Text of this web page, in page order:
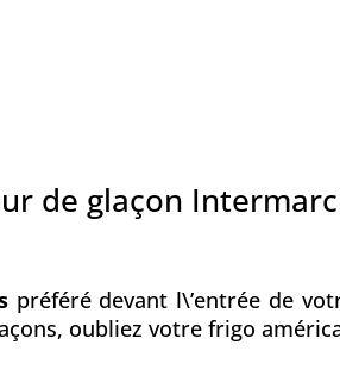
de glaçon
préféré devant l\’entrée de
oubliez votre frigo